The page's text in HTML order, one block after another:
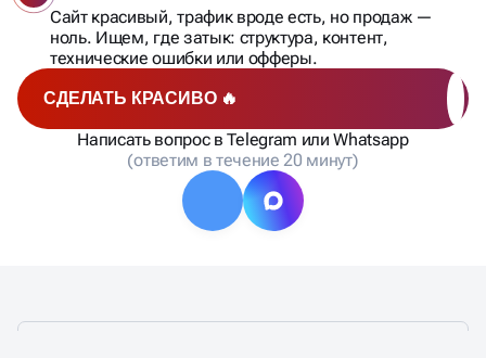
СДЕЛАТЬ КРАСИВО 🔥
Написать вопрос в Telegram или Whatsapp
(ответим в течение 20 минут)
Падают позиции, проседает видимость,
нет индексации — разберём, что именно пошло
не так, и как это чинить.